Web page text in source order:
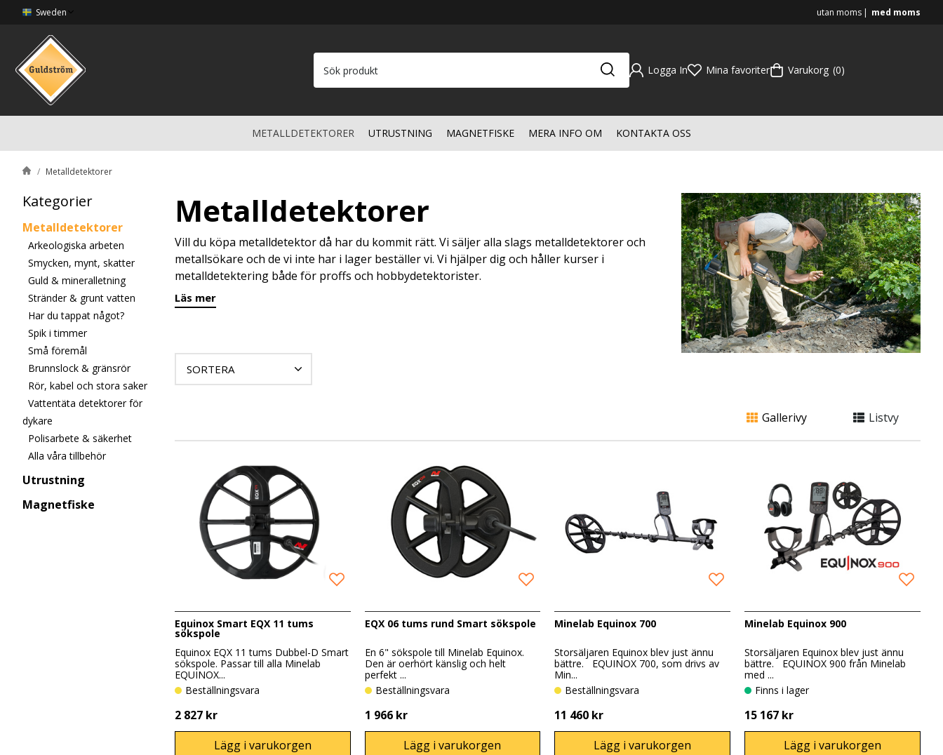
Sweden utan moms med moms
Logga In Mina favoriter Varukorg 0
METALLDETEKTORER UTRUSTNING MAGNETFISKE MERA INFO OM KONTAKTA OSS
Metalldetektorer
Kategorier
Metalldetektorer
Arkeologiska arbeten
Smycken, mynt, skatter
Guld & mineralletning
Stränder & grunt vatten
Har du tappat något?
Spik i timmer
Små föremål
Brunnslock & gränsrör
Rör, kabel och stora saker
Vattentäta detektorer för
dykare
Polisarbete & säkerhet
Alla våra tillbehör
Utrustning
Magnetfiske
Metalldetektorer
Vill du köpa metalldetektor då har du kommit rätt. Vi säljer alla slags metalldetektorer och
metallsökare och de vi inte har i lager beställer vi. Vi hjälper dig och håller kurser i
metalldetektering både för proffs och hobbydetektorister.
Olika slags metalldetektorer är bra på att hitta små eller stora föremål. Vi har delat in
Läs mer
SORTERA
Gallerivy Listvy
Equinox Smart EQX 11 tums
sökspole
Equinox EQX 11 tums Dubbel-D Smart
sökspole. Passar till alla Minelab
EQUINOX...
Beställningsvara
2 827 kr
Lägg i varukorgen
EQX 06 tums rund Smart sökspole
En 6" sökspole till Minelab Equinox.
Den är oerhört känslig och helt
perfekt ...
Beställningsvara
1 966 kr
Lägg i varukorgen
Minelab Equinox 700
Storsäljaren Equinox blev just ännu
bättre. EQUINOX 700, som drivs av
Min...
Beställningsvara
11 460 kr
Lägg i varukorgen
Minelab Equinox 900
Storsäljaren Equinox blev just ännu
bättre. EQUINOX 900 från Minelab
med ...
Finns i lager
15 167 kr
Lägg i varukorgen